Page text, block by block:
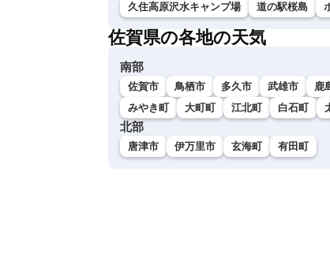
久住高原沢水キャンプ場
道の駅桜島
佐賀県の各地の天気
南部
佐賀市 鳥栖市 多久市 武雄市 鹿
みやき町
大町町 江北町 白石町
北部
唐津市 伊万里市 玄海町 有田町